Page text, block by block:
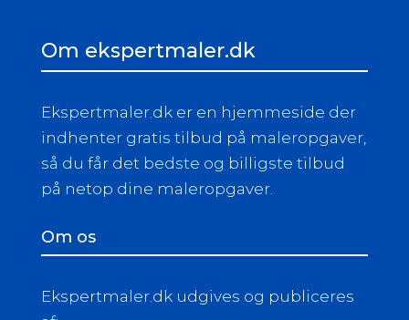
Om ekspertmaler.dk
Ekspertmaler.dk er en hjemmeside der
indhenter gratis tilbud på maleropgaver,
så du får det bedste og billigste tilbud
på netop dine maleropgaver.
Om os
Ekspertmaler.dk udgives og publiceres